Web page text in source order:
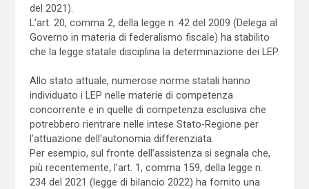
del 2021).
L’art. 20, comma 2, della legge n. 42 del 2009 (Delega al
Governo in materia di federalismo fiscale) ha stabilito
che la legge statale disciplina la determinazione dei LEP.
Allo stato attuale, numerose norme statali hanno
individuato i LEP nelle materie di competenza
concorrente e in quelle di competenza esclusiva che
potrebbero rientrare nelle intese Stato-Regione per
l’attuazione dell’autonomia differenziata.
Per esempio, sul fronte dell’assistenza si segnala che,
più recentemente, l’art. 1, comma 159, della legge n.
234 del 2021 (legge di bilancio 2022) ha fornito una